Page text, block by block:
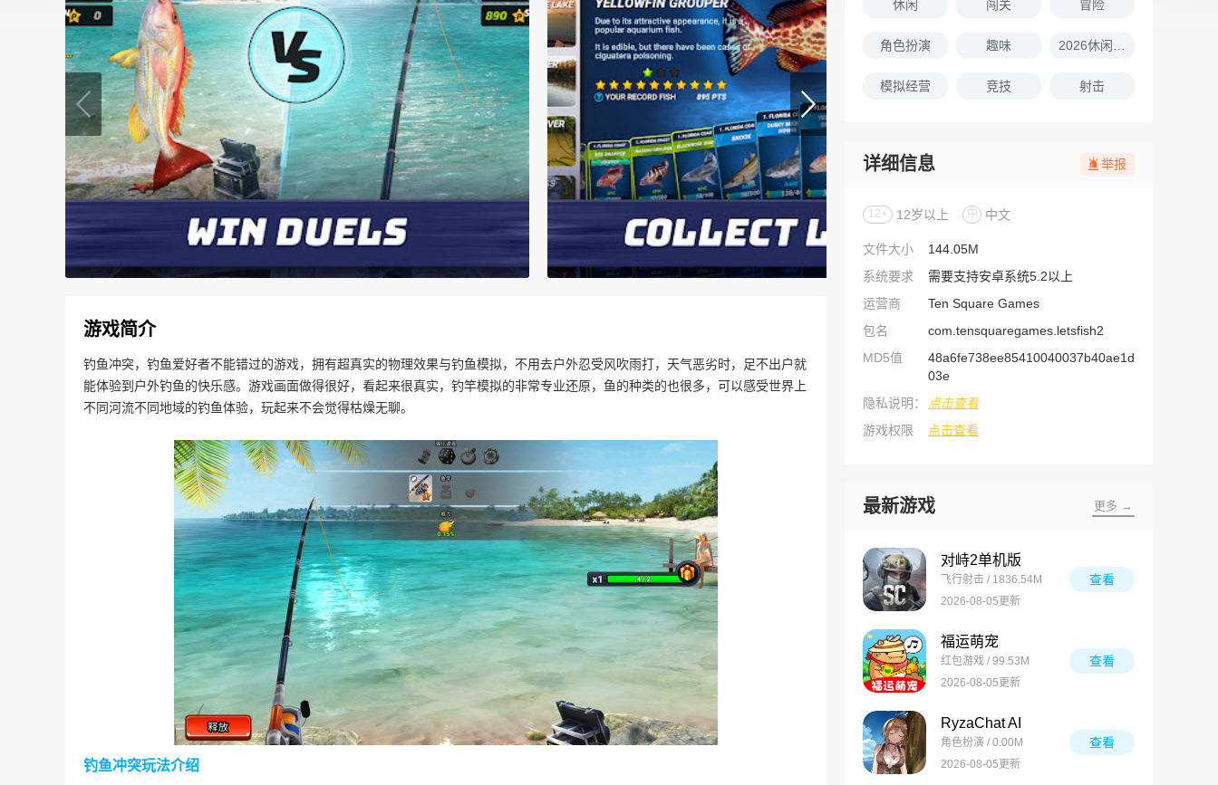
游戏简介
钓鱼冲突，钓鱼爱好者不能错过的游戏，拥有超真实的物理效果与钓鱼模拟，不用去户外忍受风吹雨打，天气恶劣时，足不出户就
能体验到户外钓鱼的快乐感。游戏画面做得很好，看起来很真实，钓竿模拟的非常专业还原，鱼的种类的也很多，可以感受世界上
不同河流不同地域的钓鱼体验，玩起来不会觉得枯燥无聊。
钓鱼冲突玩法介绍
休闲 闯关 冒险
角色扮演 趣味
模拟经营 竞技 射击
详细信息 举报
12+ 12岁以上 中 中文
文件大小
144.05M
系统要求
需要支持安卓系统5.2以上
运营商
Ten Square Games
包名
com.tensquaregames.letsfish2
MD5值
48a6fe738ee85410040037b40ae1d
03e
隐私说明：
点击查看
游戏权限
点击查看
最新游戏 更多 →
对峙2单机版
飞行射击 / 1836.54M
2026-08-05更新
查看
福运萌宠
红包游戏 / 99.53M
2026-08-05更新
查看
RyzaChat AI
角色扮演 / 0.00M
2026-08-05更新
查看